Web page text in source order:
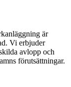
är
Vi erbjuder
avlopp och
förutsättningar.